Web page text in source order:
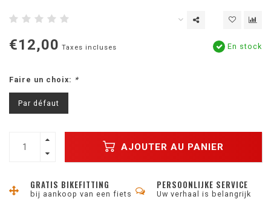
€12,00 Taxes incluses En stock
Faire un choix: *
Par défaut
AJOUTER AU PANIER
GRATIS BIKEFITTING
bij aankoop van een fiets
PERSOONLIJKE SERVICE
Uw verhaal is belangrijk